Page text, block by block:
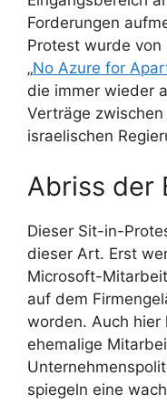
Forderungen
Protest wurde
„No Azure for
die immer wieder
Verträge
israelischen
Abriss der
Dieser Sit-in-
dieser Art. Erst
Microsoft-
auf dem
worden. Auch
ehemalige
spiegeln eine